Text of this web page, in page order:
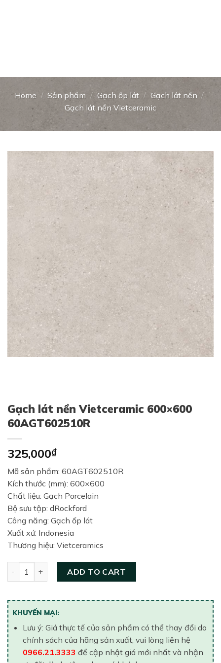
Home / Sản phẩm / Gạch ốp lát / Gạch lát nền /
Gạch lát nền Vietceramic
Gạch lát nền Vietceramic 600×600
60AGT602510R
325,000₫
Mã sản phẩm: 60AGT602510R
Kích thước (mm): 600×600
Chất liệu: Gạch Porcelain
Bộ sưu tập: dRockford
Công năng: Gạch ốp lát
Xuất xứ: Indonesia
Thương hiệu: Vietceramics
ADD TO CART
KHUYẾN MẠI:
Lưu ý: Giá thực tế của sản phẩm có thể thay đổi do
chính sách của hãng sản xuất, vui lòng liên hệ
0966.21.3333 để cập nhật giá mới nhất và nhận